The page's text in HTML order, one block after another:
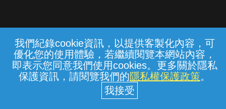
我們紀錄cookie資訊，以提供客製化內容，可
優化您的使用體驗，若繼續閱覽本網站內容，
即表示您同意我們使用cookies。更多關於隱私
保護資訊，請閱覽我們的隱私權保護政策。
常見問題 線上客服 服務條款 隱私權保護
中華電信股份有限公司個人家庭分公司
(統一編號：96979949) © 2026
{{notifyMsg}}